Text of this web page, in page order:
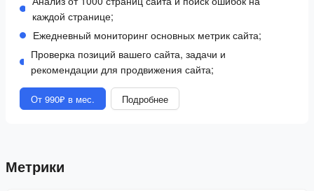
каждой странице;
Ежедневный мониторинг основных метрик сайта;
Проверка позиций вашего сайта, задачи и
рекомендации для продвижения сайта;
От 990₽ в мес. Подробнее
Метрики